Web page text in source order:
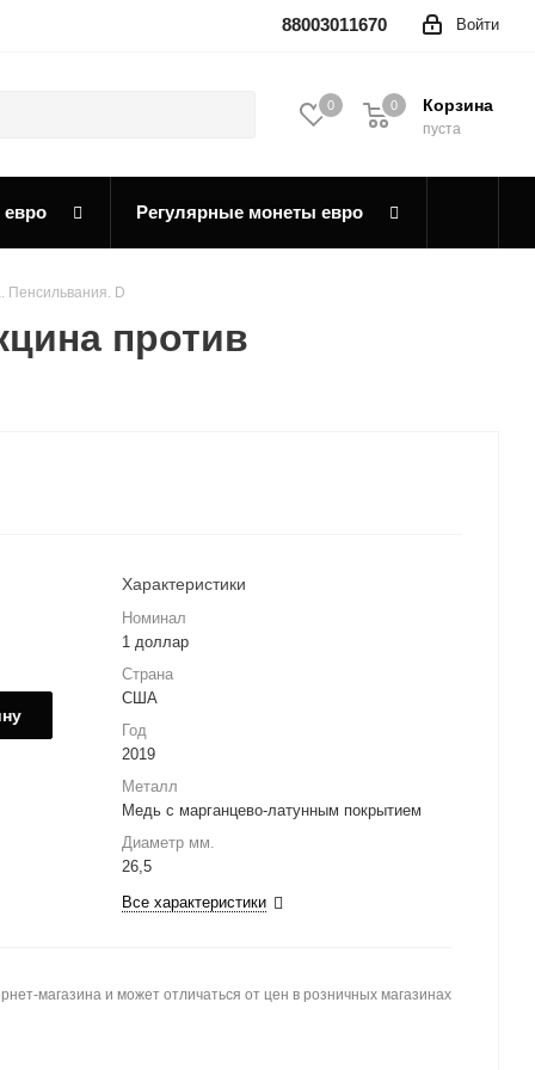
Войти
88003011670
0 Корзина
0
пуста
0
Регулярные монеты евро
Пенсильвания. D
против
Характеристики
Номинал
1 доллар
Страна
США
Год
2019
Металл
Медь с марганцево-латунным покрытием
Диаметр мм.
26,5
Все характеристики
магазина и может отличаться от цен в розничных магазинах